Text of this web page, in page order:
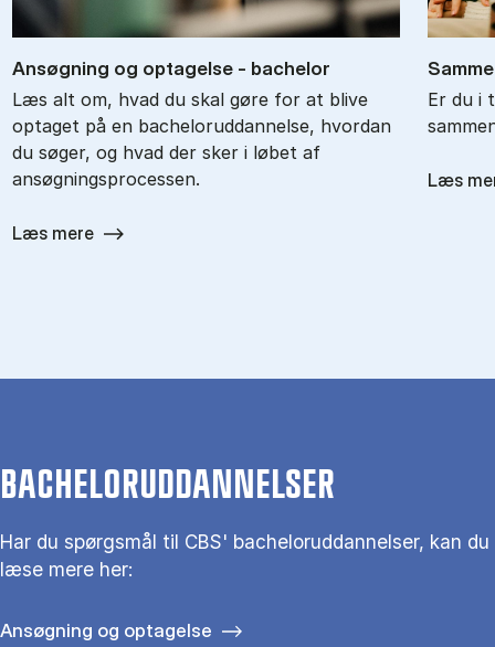
An­søg­ning og op­ta­gel­se - ba­chel­or
Læs alt om, hvad du skal gøre for at blive
optaget på en bacheloruddannelse, hvordan
du søger, og hvad der sker i løbet af
ansøgningsprocessen.
Læs mere
Er du i
Læs
BACHELORUDDANNELSER
Har du spørgsmål til CBS' bacheloruddannelser, kan du
læse mere her:
Ansøgning og optagelse